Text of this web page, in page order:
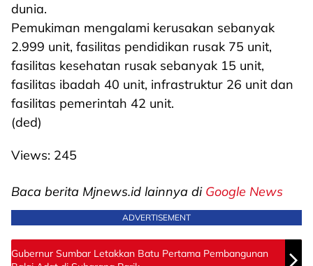
dunia.
Pemukiman mengalami kerusakan sebanyak
2.999 unit, fasilitas pendidikan rusak 75 unit,
fasilitas kesehatan rusak sebanyak 15 unit,
fasilitas ibadah 40 unit, infrastruktur 26 unit dan
fasilitas pemerintah 42 unit.
(ded)
Views: 245
Baca berita Mjnews.id lainnya di Google News
ADVERTISEMENT
Gubernur Sumbar Letakkan Batu Pertama Pembangunan